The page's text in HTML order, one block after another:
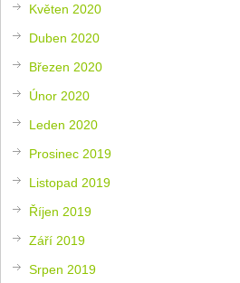
Květen 2020
Duben 2020
Březen 2020
Únor 2020
Leden 2020
Prosinec 2019
Listopad 2019
Říjen 2019
Září 2019
Srpen 2019